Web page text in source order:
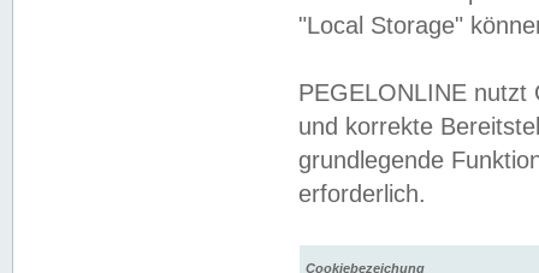
"Local Storage"
PEGELONLINE nutzt
und korrekte
grundlegende
erforderlich.
Cookiebezeichung